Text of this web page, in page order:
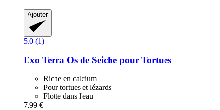
Ajouter
5.0 (1)
Exo Terra Os de Seiche pour Tortues
Riche en calcium
Pour tortues et lézards
Flotte dans l'eau
7,99 €